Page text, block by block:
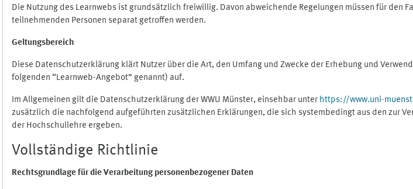
Die Nutzung des Learnwebs ist grundsätzlich freiwillig. Davon abweichende Regelungen müssen für den
teilnehmenden Personen separat getroffen werden.
Geltungsbereich
Diese Datenschutzerklärung klärt Nutzer über die Art, den Umfang und Zwecke der Erhebung und
folgenden “Learnweb-Angebot” genannt) auf.
Im Allgemeinen gilt die Datenschutzerklärung der WWU Münster, einsehbar unter https://www.uni-
zusätzlich die nachfolgend aufgeführten zusätzlichen Erklärungen, die sich systembedingt aus den zur
der Hochschullehre ergeben.
Vollständige Richtlinie
Rechtsgrundlage für die Verarbeitung personenbezogener Daten